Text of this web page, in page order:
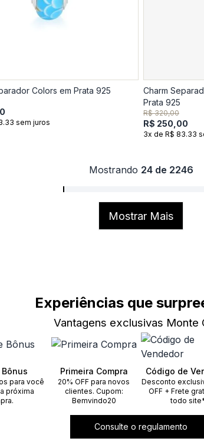
Colors em Prata 925
sem juros
Charm
Prata 925
R$ 320,00
R$ 250,00
3x de R$ 83.33
Mostrando 24 de 2246
Mostrar Mais
Experiências que
Vantagens exclusivas Monte
para você
próxima
Primeira Compra
20% OFF para novos
clientes. Cupom:
Bemvindo20
Código de
Desconto
OFF + Frete
todo
Consulte o regulamento